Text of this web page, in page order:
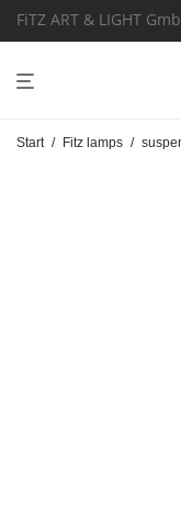
Start / Fitz lamps /